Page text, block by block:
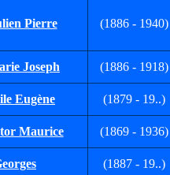
Pierre (1886 - 1940)
Joseph (1886 - 1918)
Eugène (1879 - 19..)
Maurice (1869 - 1936)
(1887 - 19..)